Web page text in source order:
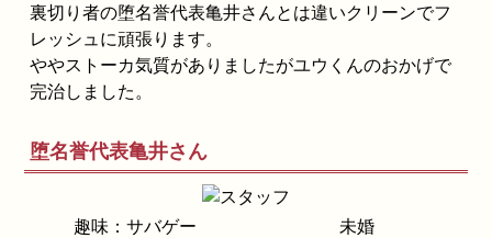
裏切り者の堕名誉代表亀井さんとは違いクリーンでフ
レッシュに頑張ります。
ややストーカ気質がありましたがユウくんのおかげで
完治しました。
堕名誉代表亀井さん
趣味：サバゲー
未婚